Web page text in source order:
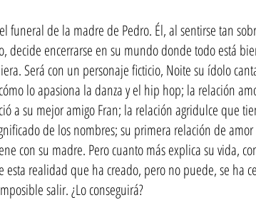
funeral de la madre de Pedro. Él, al sentirse tan
decide encerrarse en su mundo donde todo está
Será con un personaje ficticio, Noite su ídolo
lo apasiona la danza y el hip hop; la relación
a su mejor amigo Fran; la relación agridulce que
de los nombres; su primera relación de amor
con su madre. Pero cuanto más explica su vida,
esta realidad que ha creado, pero no puede, se ha
salir. ¿Lo conseguirá?